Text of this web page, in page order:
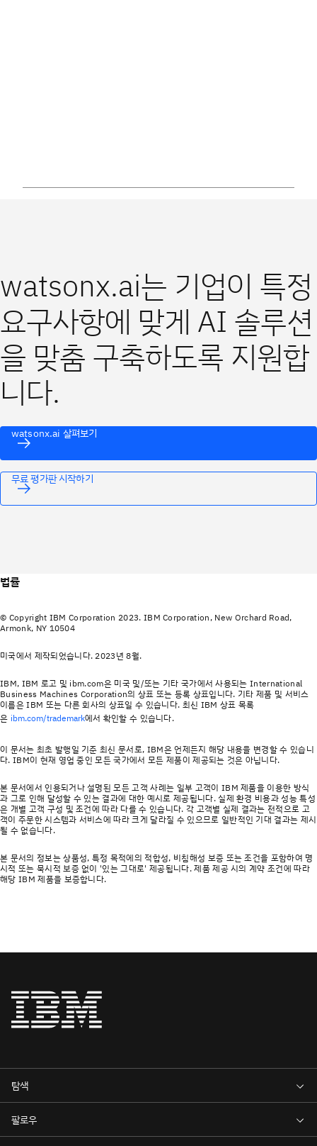
watsonx.ai는 기업이 특정
요구사항에 맞게 AI 솔루션
을 맞춤 구축하도록 지원합
니다.
watsonx.ai 살펴보기
무료 평가판 시작하기
법률
© Copyright IBM Corporation 2023. IBM Corporation, New Orchard Road,
Armonk, NY 10504
미국에서 제작되었습니다. 2023년 8월.
IBM, IBM 로고 및 ibm.com은 미국 및/또는 기타 국가에서 사용되는 International
Business Machines Corporation의 상표 또는 등록 상표입니다. 기타 제품 및 서비스
이름은 IBM 또는 다른 회사의 상표일 수 있습니다. 최신 IBM 상표 목록
은 ibm.com/trademark에서 확인할 수 있습니다.
이 문서는 최초 발행일 기준 최신 문서로, IBM은 언제든지 해당 내용을 변경할 수 있습니
다. IBM이 현재 영업 중인 모든 국가에서 모든 제품이 제공되는 것은 아닙니다.
본 문서에서 인용되거나 설명된 모든 고객 사례는 일부 고객이 IBM 제품을 이용한 방식
과 그로 인해 달성할 수 있는 결과에 대한 예시로 제공됩니다. 실제 환경 비용과 성능 특성
은 개별 고객 구성 및 조건에 따라 다를 수 있습니다. 각 고객별 실제 결과는 전적으로 고
객이 주문한 시스템과 서비스에 따라 크게 달라질 수 있으므로 일반적인 기대 결과는 제시
될 수 없습니다.
본 문서의 정보는 상품성, 특정 목적에의 적합성, 비침해성 보증 또는 조건을 포함하여 명
시적 또는 묵시적 보증 없이 '있는 그대로' 제공됩니다. 제품 제공 시의 계약 조건에 따라
해당 IBM 제품을 보증합니다.